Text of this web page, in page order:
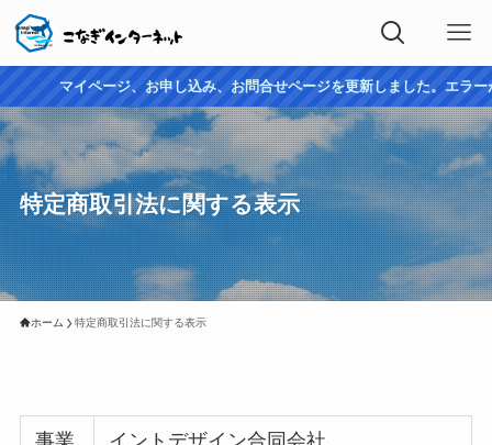
マイページ、お申し込み、お問合せページを更新しました。エラーが
特定商取引法に関する表示
ホーム 特定商取引法に関する表示